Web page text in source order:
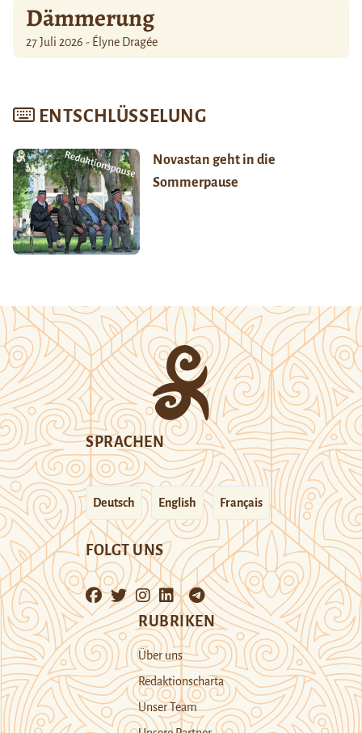
Dämmerung
27 Juli 2026 - Élyne Dragée
ENTSCHLÜSSELUNG
Novastan geht in die
Sommerpause
SPRACHEN
Deutsch English Français
FOLGT UNS
RUBRIKEN
Über uns
Redaktionscharta
Unser Team